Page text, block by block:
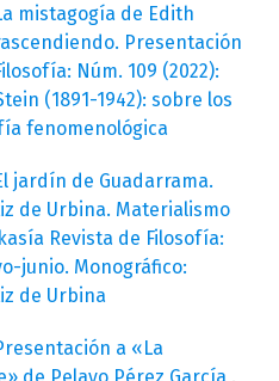
mistagogía de Edith
Presentación
Núm. 109 (2022):
(1891-1942): sobre los
fenomenológica
jardín de Guadarrama.
de Urbina. Materialismo
Revista de Filosofía:
junio. Monográfico:
de Urbina
a «La